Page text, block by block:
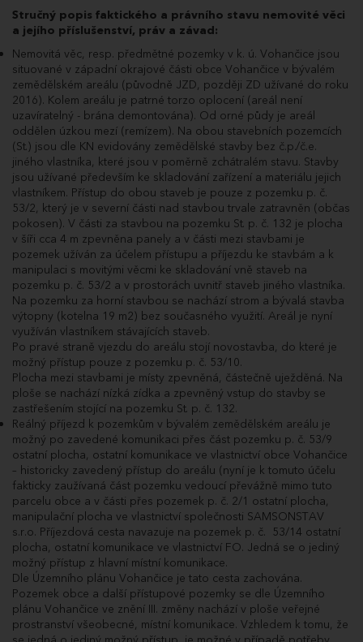
11:10:28.743 ve výši 50 000 Kč a navýšil nabídnutou cenu
na 20 510 000 Kč.
21.05.2025
11:10:17.887
Poprvé pro účastníka dražby WJU27677.
21.05.2025
11:10:17.840
Dražitel WJU27677 podal příhoz do dražby
ve výši 100 000 Kč a navýšil nabídnutou cenu
na 20 460 000 Kč.
21.05.2025
11:10:01.717
Poprvé pro účastníka dražby ABO33411.
21.05.2025
11:10:01.670
Dražitel ABO33411 podal příhoz do dražby
ve výši 50 000 Kč a navýšil nabídnutou cenu
na 20 360 000 Kč.
21.05.2025
11:09:47.457
Poprvé pro účastníka dražby WJU27677.
21.05.2025
11:09:47.393
Dražitel WJU27677 podal příhoz do dražby
ve výši 100 000 Kč a navýšil nabídnutou cenu
na 20 310 000 Kč.
21.05.2025
11:09:12.463
Dražitel ABO33411 podal příhoz do dražby
ve výši 50 000 Kč a navýšil nabídnutou cenu
na 20 210 000 Kč.
21.05.2025
11:09:12.463
Poprvé pro účastníka dražby ABO33411.
21.05.2025
11:08:56.453
Poprvé pro účastníka dražby WJU27677.
21.05.2025
11:08:56.407
Dražitel WJU27677 podal příhoz do dražby
ve výši 100 000 Kč a navýšil nabídnutou cenu
na 20 160 000 Kč.
21.05.2025
11:08:49.377
Poprvé pro účastníka dražby ABO33411.
21.05.2025
11:08:49.233
Dražitel ABO33411 podal příhoz do dražby
ve výši 50 000 Kč a navýšil nabídnutou cenu
na 20 060 000 Kč.
21.05.2025
11:08:32.817
Poprvé pro účastníka dražby WJU27677.
21.05.2025
11:08:32.753
Dražitel WJU27677 podal příhoz do dražby
ve výši 100 000 Kč a navýšil nabídnutou cenu
na 20 010 000 Kč.
21.05.2025
11:08:23.787
Poprvé pro účastníka dražby ABO33411.
21.05.2025
11:08:23.740
Dražitel ABO33411 podal příhoz do dražby
ve výši 50 000 Kč a navýšil nabídnutou cenu
na 19 910 000 Kč.
Stručný popis faktického a právního stavu nemovité věci
a jejího příslušenství, práv a závad:
Nemovitá věc, resp. předmětné pozemky v k. ú. Vohančice jsou
situované v západní okrajové části obce Vohančice v bývalém
zemědělském areálu (původně JZD, později ZD užívané do roku
2016). Kolem areálu je patrné torzo oplocení (areál není
uzavíratelný - brána demontována). Od orné půdy je areál
oddělen úzkou mezí (remízem). Na obou stavebních pozemcích
(St.) jsou dle KN evidovány zemědělské stavby bez č.p./č.e.
jiného vlastníka, které jsou v poměrně zchátralém stavu. Stavby
jsou užívané především ke skladování zařízení a materiálu jejich
vlastníkem. Přístup do obou staveb je pouze z pozemku p. č.
53/2, který je v severní části nad stavbou trvale zatravněn (občas
pokosen). V části za stavbou na pozemku St. p. č. 132 je plocha
v šíři cca 4 m zpevněna panely a v části mezi stavbami je
pozemek užíván za účelem přístupu a příjezdu ke stavbám a k
manipulaci s movitými věcmi ke skladování vně staveb na
pozemku p. č. 53/2 a v prostorách uvnitř staveb jiného vlastníka.
Na pozemku za horní stavbou se nachází strom a bývalá stavba
výtopny (kotelna 19 m2) bez současného využití. Areál je nyní
využíván vlastníkem stávajících staveb.
Po pravé straně vjezdu do areálu stojí novostavba, do které je
možný přístup pouze z pozemku p. č. 53/10.
Plocha mezi stavbami je místy zpevněná, částečně uježděná. Na
ploše se nachází nízká zídka a zpevněný vstup do stavby se
zastřešením stojící na pozemku St. p. č. 132.
Reálný příjezd k pozemkům v bývalém zemědělském areálu je
možný po zavedené komunikaci přes část pozemku p. č. 53/9
ostatní plocha, ostatní komunikace ve vlastnictví obce Vohančice
– historicky zavedený přístup do areálu (nyní je k tomuto účelu
fakticky zaužívaná část pozemku vedoucí převážně mimo tuto
parcelu obce a v části přes pozemek p. č. 2/1 ostatní plocha,
manipulační plocha ve vlastnictví společnosti SAMSONSTAV
s.r.o. Příjezdová cesta navazuje na pozemek p. č. 53/14 ostatní
plocha, ostatní komunikace ve vlastnictví FO. Jedná se o jediný
možný přístup z hlavní místní komunikace.
Dle Územního plánu Vohančice je tato cesta zachována.
Pozemek obce a další přístupové pozemky se dle Územního
plánu Vohančice ve znění III. změny nachází v ploše veřejné
prostranství všeobecné, místní komunikace. Vzhledem k tomu, že